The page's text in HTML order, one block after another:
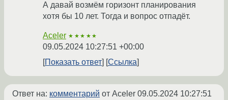
А давай возмём горизонт планирования
хотя бы 10 лет. Тогда и вопрос отпадёт.
Aceler ★★★★★
09.05.2024 10:27:51 +00:00
Показать ответ
Ссылка
Ответ на: комментарий от Aceler 09.05.2024 10:27:51